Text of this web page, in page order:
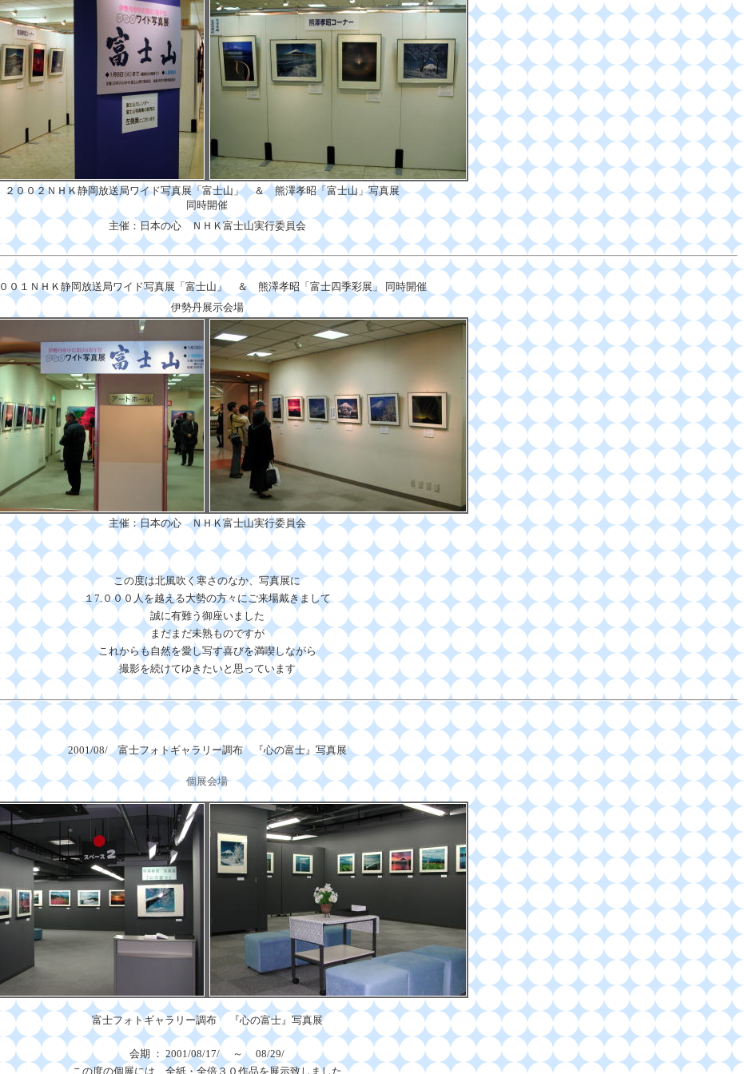
２００２ＮＨＫ静岡放送局ワイド写真展「富士山」 ＆ 熊澤孝昭「富士山」写真展
同時開催
主催：日本の心 ＮＨＫ富士山実行委員会
００１ＮＨＫ静岡放送局ワイド写真展「富士山」 ＆ 熊澤孝昭「富士四季彩展」 同時開催
伊勢丹展示会場
主催：日本の心 ＮＨＫ富士山実行委員会
この度は北風吹く寒さのなか、写真展に
１7.０００人を越える大勢の方々にご来場戴きまして
誠に有難う御座いました
まだまだ未熟ものですが
これからも自然を愛し写す喜びを満喫しながら
撮影を続けてゆきたいと思っています
2001/08/ 富士フォトギャラリー調布 『心の富士』写真展
個展会場
富士フォトギャラリー調布 『心の富士』写真展
会期 ： 2001/08/17/ ～ 08/29/
この度の個展には、全紙・全倍３０作品を展示致しました